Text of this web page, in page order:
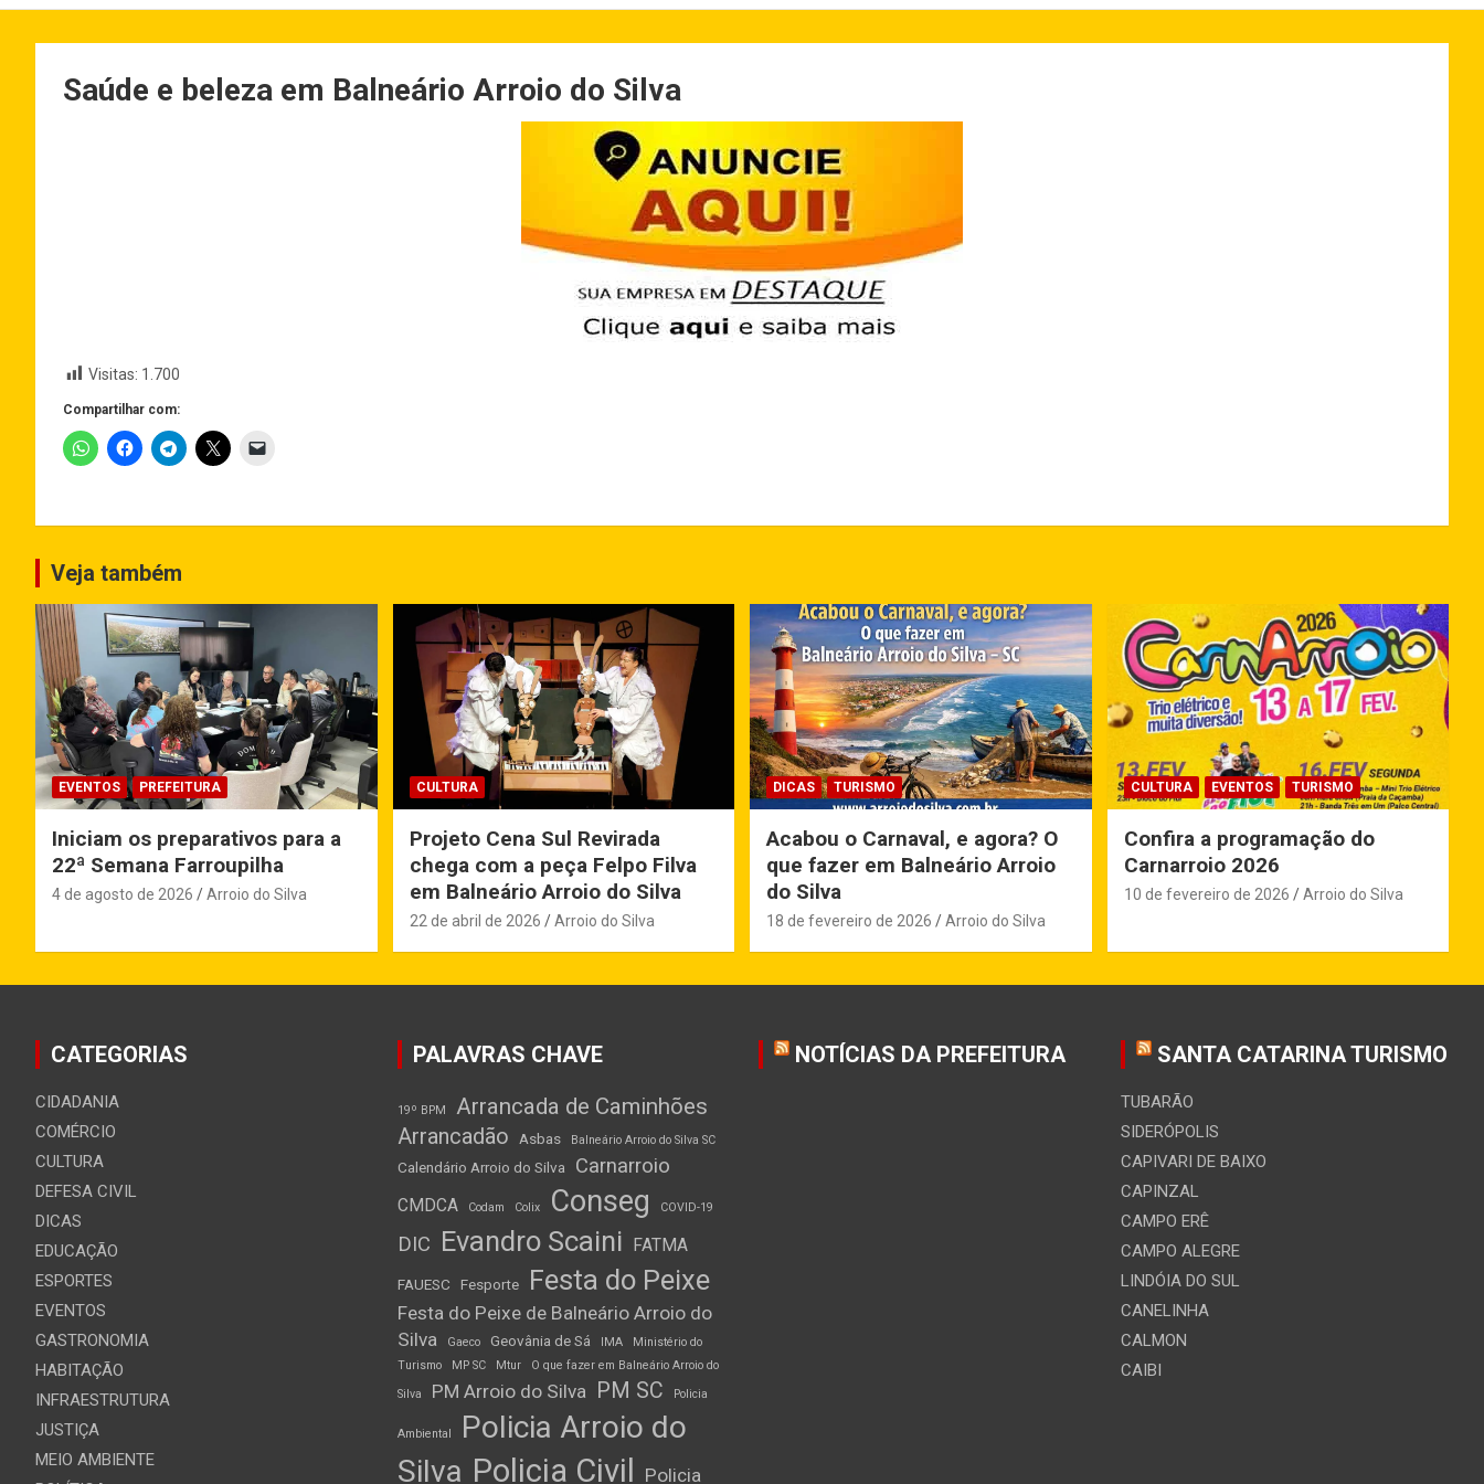
Saúde e beleza em Balneário Arroio do Silva
Visitas: 1.700
Compartilhar com:
Veja também
EVENTOS PREFEITURA
Iniciam os preparativos para a
22ª Semana Farroupilha
4 de agosto de 2026 Arroio do Silva
CULTURA
Projeto Cena Sul Revirada
chega com a peça Felpo Filva
em Balneário Arroio do Silva
22 de abril de 2026 Arroio do Silva
DICAS TURISMO
Acabou o Carnaval, e agora? O
que fazer em Balneário Arroio
do Silva
18 de fevereiro de 2026 Arroio do Silva
CULTURA EVENTOS TURISMO
Confira a programação do
Carnarroio 2026
10 de fevereiro de 2026 Arroio do Silva
CATEGORIAS
CIDADANIA
COMÉRCIO
CULTURA
DEFESA CIVIL
DICAS
EDUCAÇÃO
ESPORTES
EVENTOS
GASTRONOMIA
HABITAÇÃO
INFRAESTRUTURA
JUSTIÇA
MEIO AMBIENTE
PALAVRAS CHAVE
19º BPM Arrancada de Caminhões
Arrancadão Asbas Balneário Arroio do Silva SC
Calendário Arroio do Silva Carnarroio
CMDCA Codam Colix Conseg COVID-19
DIC Evandro Scaini FATMA
FAUESC Fesporte Festa do Peixe
Festa do Peixe de Balneário Arroio do
Silva
Gaeco Geovânia de Sá IMA
Ministério do
Turismo
MP SC Mtur
O que fazer em Balneário Arroio do
Silva
PM Arroio do Silva PM SC Policia
Ambiental
Policia Arroio do
Silva Policia Civil Policia
NOTÍCIAS DA PREFEITURA SANTA CATARINA TURISMO
TUBARÃO
SIDERÓPOLIS
CAPIVARI DE BAIXO
CAPINZAL
CAMPO ERÊ
CAMPO ALEGRE
LINDÓIA DO SUL
CANELINHA
CALMON
CAIBI